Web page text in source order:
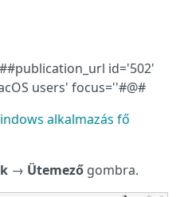
id='502'
users' focus=''#@#
alkalmazás fő
→ Ütemező gombra.